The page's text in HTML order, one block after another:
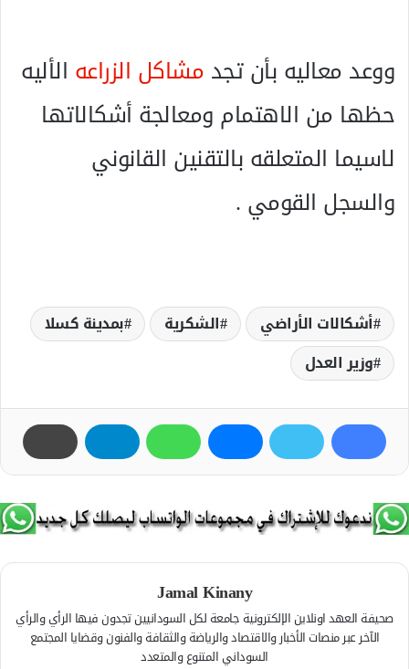
ووعد معاليه بأن تجدمشاكل الزراعه الأليه
حظها من الاهتمام ومعالجة أشكالاتها
لاسيما المتعلقه بالتقنين القانوني
والسجل القومي .
أشكالات الأراضي الشكرية
بمدينة كسلا
وزير العدل
Jamal Kinany
صحيفة العهد اونلاين الإلكترونية جامعة لكل السودانيين تجدون فيها الرأي والرأي
الآخر عبر منصات الأخبار والاقتصاد والرياضة والثقافة والفنون وقضايا المجتمع
السوداني المتنوع والمتعدد